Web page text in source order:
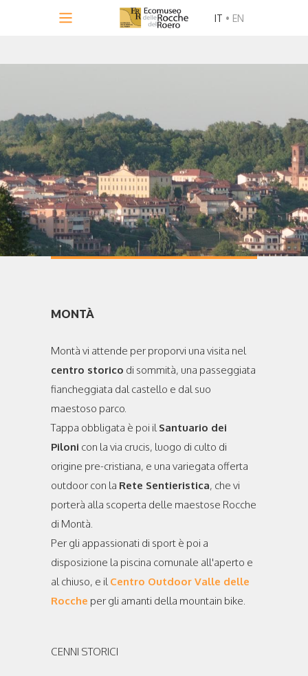
IT • EN
MONTÀ
Montà vi attende per proporvi una visita nel
centro storico di sommità, una passeggiata
fiancheggiata dal castello e dal suo
maestoso parco.
Tappa obbligata è poi ilSantuario dei
Piloni con la via crucis, luogo di culto di
origine pre-cristiana, e una variegata offerta
outdoor con la Rete Sentieristica, che vi
porterà alla scoperta delle maestose Rocche
di Montà.
Per gli appassionati di sport è poi a
disposizione la piscina comunale all'aperto e
al chiuso, e ilCentro Outdoor Valle delle
Rocche per gli amanti della mountain bike.
CENNI STORICI